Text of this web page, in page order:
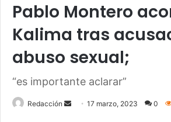
Pablo Montero
Kalima tras
abuso sexual;
“es importante aclarar”
Redacción 17 marzo, 2023 0